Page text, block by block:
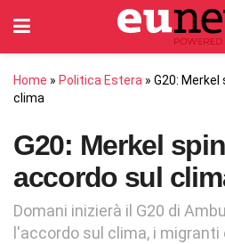
Home » Politica Estera » G20: Merkel
clima
G20: Merkel
accordo sul
Domani inizierà il G20 di
l'accordo sul clima, i